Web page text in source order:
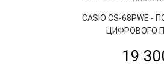
CASIO CS-68PWE
ЦИФРОВОГО
19